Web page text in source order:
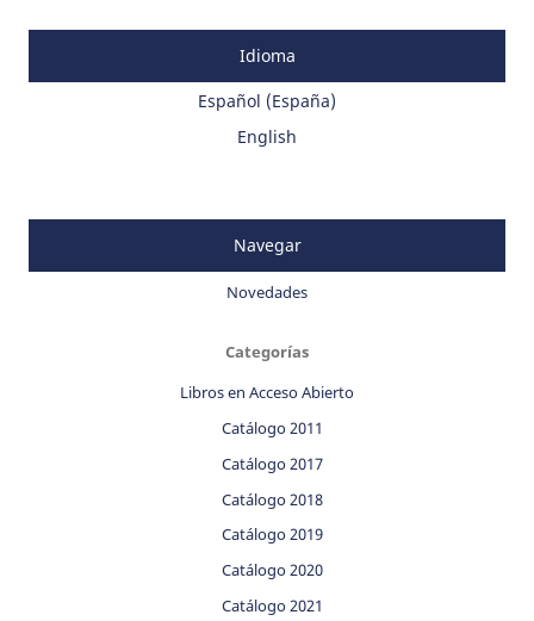
Idioma
Español (España)
English
Navegar
Novedades
Categorías
Libros en Acceso Abierto
Catálogo 2011
Catálogo 2017
Catálogo 2018
Catálogo 2019
Catálogo 2020
Catálogo 2021